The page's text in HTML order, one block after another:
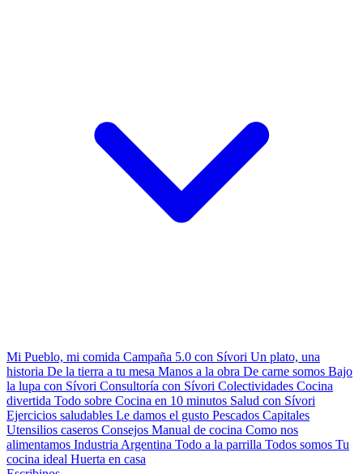
Mi Pueblo, mi comida Campaña 5.0 con Sívori Un plato, una
historia De la tierra a tu mesa Manos a la obra De carne somos Bajo
la lupa con Sívori Consultoría con Sívori Colectividades Cocina
divertida Todo sobre Cocina en 10 minutos Salud con Sívori
Ejercicios saludables Le damos el gusto Pescados Capitales
Utensilios caseros Consejos Manual de cocina Como nos
alimentamos Industria Argentina Todo a la parrilla Todos somos Tu
cocina ideal Huerta en casa